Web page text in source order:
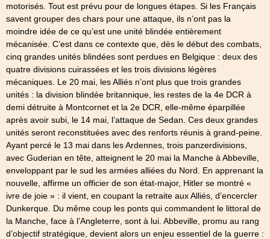
motorisés. Tout est prévu pour de longues étapes. Si les Français
savent grouper des chars pour une attaque, ils n’ont pas la
moindre idée de ce qu’est une unité blindée entièrement
mécanisée. C’est dans ce contexte que, dès le début des combats,
cinq grandes unités blindées sont perdues en Belgique : deux des
quatre divisions cuirassées et les trois divisions légères
mécaniques. Le 20 mai, les Alliés n’ont plus que trois grandes
unités : la division blindée britannique, les restes de la 4e DCR à
demi détruite à Montcornet et la 2e DCR, elle-même éparpillée
après avoir subi, le 14 mai, l’attaque de Sedan. Ces deux grandes
unités seront reconstituées avec des renforts réunis à grand-peine.
Ayant percé le 13 mai dans les Ardennes, trois panzerdivisions,
avec Guderian en tête, atteignent le 20 mai la Manche à Abbeville,
enveloppant par le sud les armées alliées du Nord. En apprenant la
nouvelle, affirme un officier de son état-major, Hitler se montré «
ivre de joie » : il vient, en coupant la retraite aux Alliés, d’encercler
Dunkerque. Du même coup les ponts qui commandent le littoral de
la Manche, face à l’Angleterre, sont à lui. Abbeville, promu au rang
d’objectif stratégique, devient alors un enjeu essentiel de la guerre :